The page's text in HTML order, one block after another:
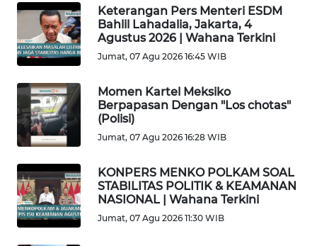
Keterangan Pers Menteri ESDM
Bahlil Lahadalia, Jakarta, 4
Agustus 2026 | Wahana Terkini
Jumat, 07 Agu 2026 16:45 WIB
Momen Kartel Meksiko
Berpapasan Dengan "Los chotas"
(Polisi)
Jumat, 07 Agu 2026 16:28 WIB
KONPERS MENKO POLKAM SOAL
STABILITAS POLITIK & KEAMANAN
NASIONAL | Wahana Terkini
Jumat, 07 Agu 2026 11:30 WIB
TENTANG
KAMI
PEDOMAN
MEDIA
SIBER
KARIR
DISCLAIMER